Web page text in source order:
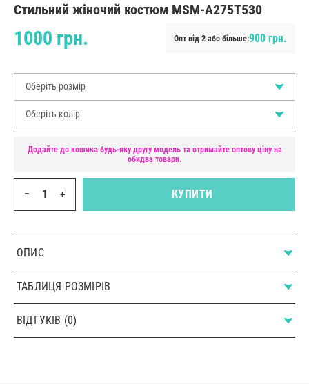
Стильний жіночий костюм MSM-A275T530
1000 грн. Опт від 2 або більше:900 грн.
Оберіть розмір
Оберіть колір
Додайте до кошика будь-яку другу модель та отримайте оптову ціну на
обидва товари.
− + КУПИТИ
ОПИС
ТАБЛИЦЯ РОЗМІРІВ
ВІДГУКІВ (0)